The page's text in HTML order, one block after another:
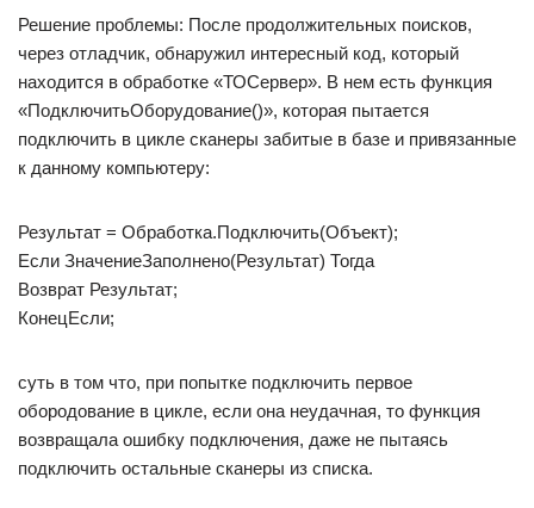
Решение проблемы: После продолжительных поисков,
через отладчик, обнаружил интересный код, который
находится в обработке «ТОСервер». В нем есть функция
«ПодключитьОборудование()», которая пытается
подключить в цикле сканеры забитые в базе и привязанные
к данному компьютеру:
Результат = Обработка.Подключить(Объект);
Если ЗначениеЗаполнено(Результат) Тогда
Возврат Результат;
КонецЕсли;
суть в том что, при попытке подключить первое
обородование в цикле, если она неудачная, то функция
возвращала ошибку подключения, даже не пытаясь
подключить остальные сканеры из списка.